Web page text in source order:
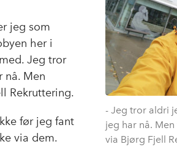
- Jeg tror aldri
jeg har nå.
via Bjørg Fjell
jeg som
her i
Jeg tror
nå. Men
Rekruttering.
før jeg fant
via dem.